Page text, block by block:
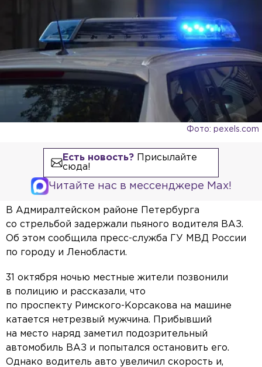
Фото: pexels.com
Есть новость?Присылайте
сюда!
Читайте нас в мессенджере Max!
В Адмиралтейском районе Петербурга
со стрельбой задержали пьяного водителя ВАЗ.
Об этом сообщила пресс-служба ГУ МВД России
по городу и Ленобласти.
31 октября ночью местные жители позвонили
в полицию и рассказали, что
по проспекту Римского-Корсакова на машине
катается нетрезвый мужчина. Прибывший
на место наряд заметил подозрительный
автомобиль ВАЗ и попытался остановить его.
Однако водитель авто увеличил скорость и,